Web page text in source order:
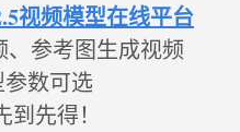
视频模型在线平台
、参考图生成视频
参数可选
先得！